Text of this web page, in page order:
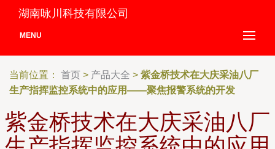
湖南咏川科技有限公司
MENU
当前位置： 首页 > 产品大全 > 紫金桥技术在大庆采油八厂
生产指挥监控系统中的应用——聚焦报警系统的开发
紫金桥技术在大庆采油八厂